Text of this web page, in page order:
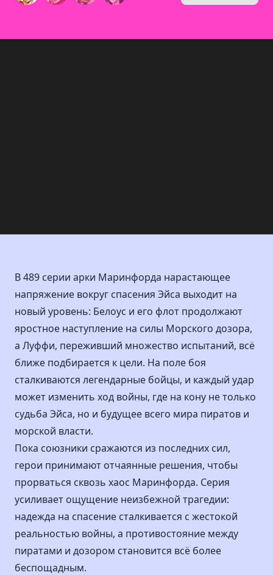
В 489 серии арки Маринфорда нарастающее
напряжение вокруг спасения Эйса выходит на
новый уровень: Белоус и его флот продолжают
яростное наступление на силы Морского дозора,
а Луффи, переживший множество испытаний, всё
ближе подбирается к цели. На поле боя
сталкиваются легендарные бойцы, и каждый удар
может изменить ход войны, где на кону не только
судьба Эйса, но и будущее всего мира пиратов и
морской власти.
Пока союзники сражаются из последних сил,
герои принимают отчаянные решения, чтобы
прорваться сквозь хаос Маринфорда. Серия
усиливает ощущение неизбежной трагедии:
надежда на спасение сталкивается с жестокой
реальностью войны, а противостояние между
пиратами и дозором становится всё более
беспощадным.